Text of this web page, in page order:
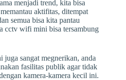
menjadi trend, kita bisa
aktifitas, ditempat
semua bisa kita pantau
cctv wifi mini bisa tersambung
juga sangat megnerikan, anda
fasilitas publik agar tidak
kamera-kamera kecil ini.